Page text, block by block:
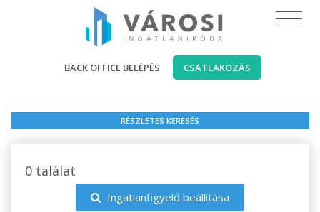
BACK OFFICE BELÉPÉS CSATLAKOZÁS
RÉSZLETES KERESÉS
0 találat
Ingatlanfigyelő beállítása